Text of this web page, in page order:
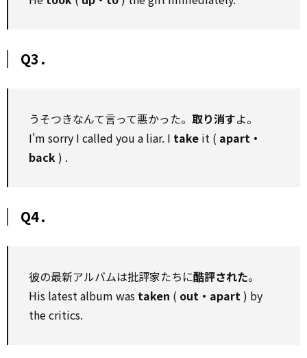
Q3．
うそつきなんて言って悪かった。 取り消すよ。
I'm sorry I called you a liar. I take it ( apart・
back) .
Q4．
彼の最新アルバムは批評家たちに酷評された。
His latest album was taken ( out・apart) by
the critics.